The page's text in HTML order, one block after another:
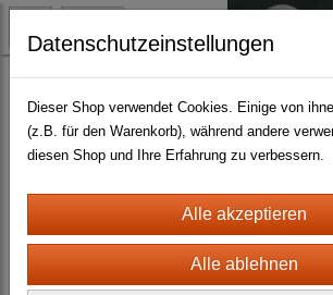
Science Fiction
Datenschutzeinstellungen
Dieser Shop verwendet Cookies. Einige von
(z.B. für den Warenkorb), während andere
diesen Shop und Ihre Erfahrung zu verbessern.